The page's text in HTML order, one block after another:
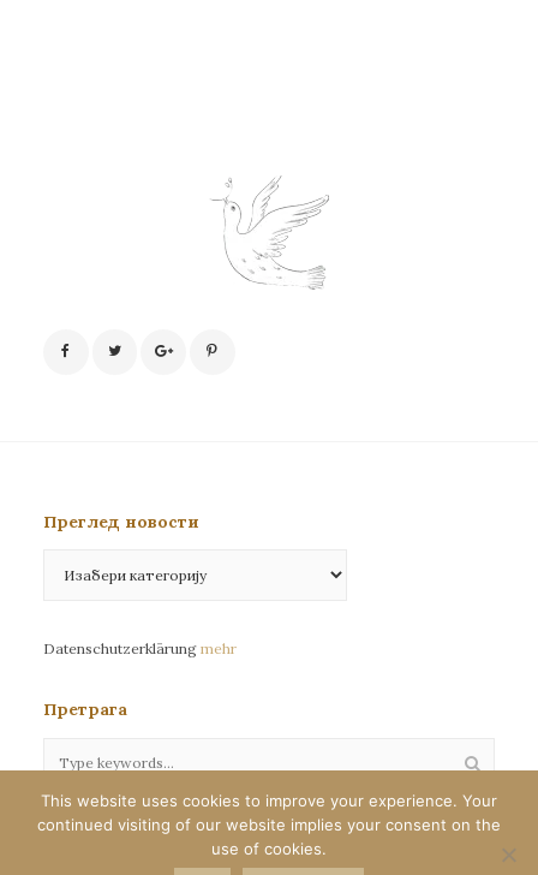
Преглед новости
новости
Datenschutzerklärung mehr
Претрага
Сва права задржана©eparhija-nemacka.com
Илустрације : Јелена Јефтић
This website uses cookies to improve your experience. Your
continued visiting of our website implies your consent on the
use of cookies.